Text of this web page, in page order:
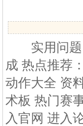
实用问题
成 热点推荐
动作大全 资
术板 热门赛
入官网 进入